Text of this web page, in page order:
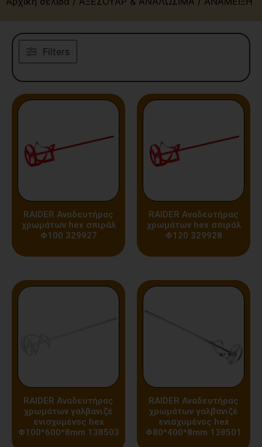
Filters
RAIDER Αναδευτήρας
χρωμάτων hex σπιράλ
Φ100 329927
RAIDER Αναδευτήρας
χρωμάτων hex σπιράλ
Φ120 329928
RAIDER Αναδευτήρας
χρωμάτων γαλβανιζέ
ενισχυμένος hex
Φ100*600*8mm 138503
RAIDER Αναδευτήρας
χρωμάτων γαλβανιζέ
ενισχυμένος hex
Φ80*400*8mm 138501